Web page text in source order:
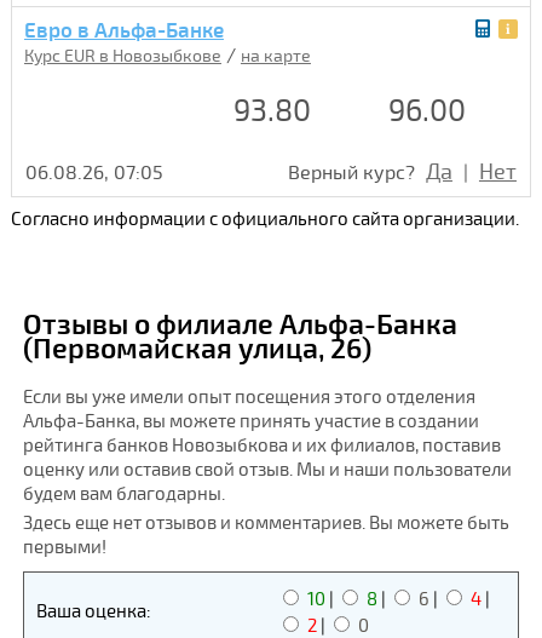
Евро в Альфа-Банке
Курс EUR в Новозыбкове / на карте
93.80 96.00
06.08.26, 07:05 Верный курс? Да | Нет
Согласно информации с официального сайта организации.
Отзывы о филиале Альфа-Банка
(Первомайская улица, 26)
Если вы уже имели опыт посещения этого отделения
Альфа-Банка, вы можете принять участие в создании
рейтинга банков Новозыбкова и их филиалов, поставив
оценку или оставив свой отзыв. Мы и наши пользователи
будем вам благодарны.
Здесь еще нет отзывов и комментариев. Вы можете быть
первыми!
Ваша оценка:
10 | 8 | 6 | 4|
2|
0